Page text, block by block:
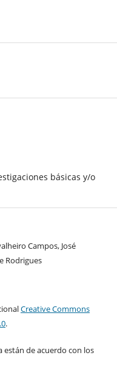
básicas y/o
Campos, José
Rodrigues
Creative Commons
.
están de acuerdo con los